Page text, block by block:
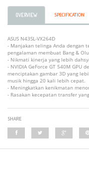
OVERVIEW SPECIFICATION
ASUS N43SL-VX264D
- Manjakan telinga Anda dengan
pengalaman membuat Bang &
- Nikmati kinerja yang lebih
- NVIDIA GeForce GT 540M GPU
menciptakan gambar 3D yang
musik hingga 20 kali lebih cepat.
- Meningkatkan kenikmatan
- Rasakan kecepatan transfer
SHARE